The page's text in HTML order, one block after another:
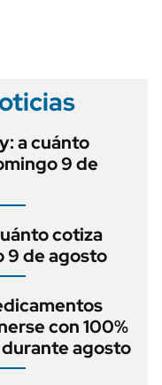
a cuánto
9 de
cotiza
9 de agosto
con 100%
agosto